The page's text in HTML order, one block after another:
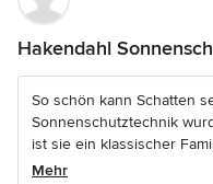
Hakendahl
So schön kann Schatten
Sonnenschutztechnik
ist sie ein klassischer
Mehr